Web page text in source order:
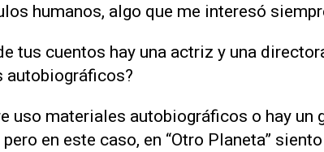
humanos, algo que me interesó
tus cuentos hay una actriz y una
autobiográficos?
uso materiales autobiográficos o hay un
en este caso, en “Otro Planeta”